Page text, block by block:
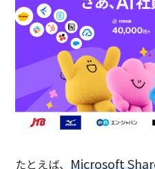
たとえば、Microsoft